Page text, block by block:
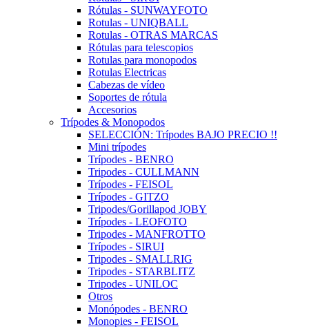
Rótulas - SUNWAYFOTO
Rotulas - UNIQBALL
Rotulas - OTRAS MARCAS
Rótulas para telescopios
Rotulas para monopodos
Rotulas Electricas
Cabezas de vídeo
Soportes de rótula
Accesorios
Trípodes & Monopodos
SELECCIÓN: Trípodes BAJO PRECIO !!
Mini trípodes
Trípodes - BENRO
Tripodes - CULLMANN
Trípodes - FEISOL
Trípodes - GITZO
Tripodes/Gorillapod JOBY
Trípodes - LEOFOTO
Tripodes - MANFROTTO
Trípodes - SIRUI
Tripodes - SMALLRIG
Tripodes - STARBLITZ
Tripodes - UNILOC
Otros
Monópodes - BENRO
Monopies - FEISOL